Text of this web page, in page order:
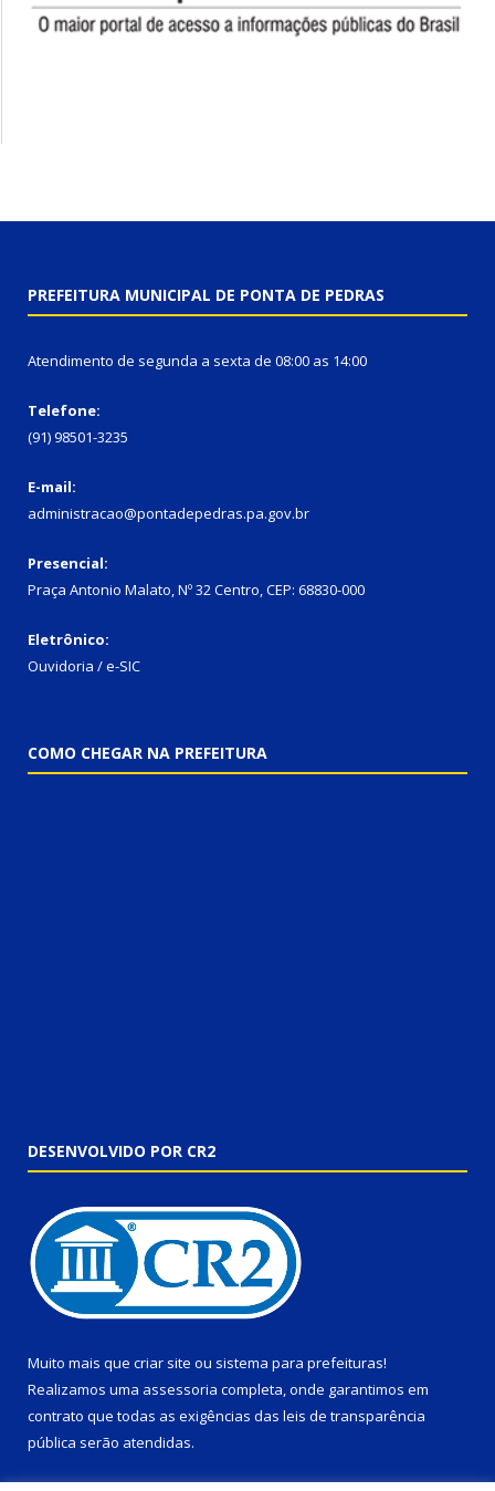
PREFEITURA MUNICIPAL DE PONTA DE PEDRAS
Atendimento de segunda a sexta de 08:00 as 14:00
Telefone:
(91) 98501-3235
E-mail:
administracao@pontadepedras.pa.gov.br
Presencial:
Praça Antonio Malato, Nº 32 Centro, CEP: 68830-000
Eletrônico:
Ouvidoria / e-SIC
COMO CHEGAR NA PREFEITURA
DESENVOLVIDO POR CR2
Muito mais que criar site ou sistema para prefeituras!
Realizamos uma assessoria completa, onde garantimos em
contrato que todas as exigências das leis de transparência
pública serão atendidas.